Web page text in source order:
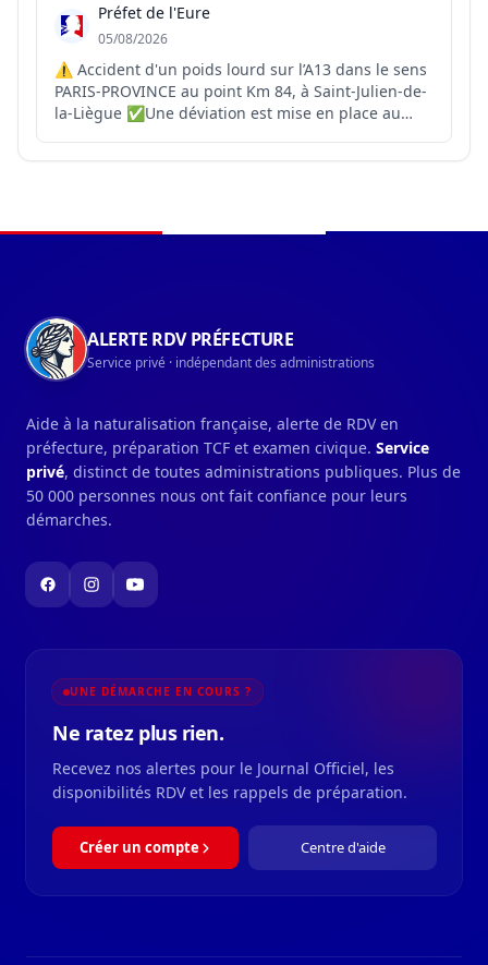
Préfet de l'Eure
05/08/2026
⚠️ Accident d'un poids lourd sur l’A13 dans le sens
PARIS-PROVINCE au point Km 84, à Saint-Julien-de-
la-Liègue ✅Une déviation est mise en place au
saturée ❌Circulation sur la bande d'arrêt
ALERTE RDV PRÉFECTURE
Service privé · indépendant des administrations
Aide à la naturalisation française, alerte de RDV en
préfecture, préparation TCF et examen civique. Service
privé, distinct de toutes administrations publiques. Plus de
50 000 personnes nous ont fait confiance pour leurs
démarches.
UNE DÉMARCHE EN COURS ?
Ne ratez plus rien.
Recevez nos alertes pour le Journal Officiel, les
disponibilités RDV et les rappels de préparation.
Créer un compte Centre d'aide